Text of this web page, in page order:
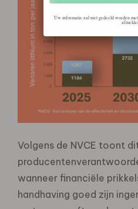
Volgens de NVCE toont
wanneer financiële
handhaving goed zijn
Uw informatie zal niet gedeeld worden